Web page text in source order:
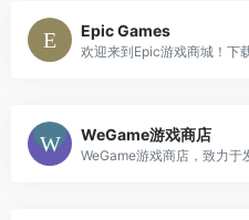
Epic Games
WeGame游戏商店